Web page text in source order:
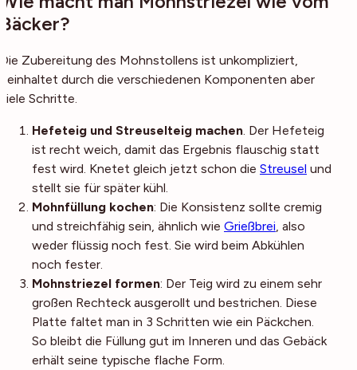
Bäcker?
Die Zubereitung des Mohnstollens ist unkompliziert,
beinhaltet durch die verschiedenen Komponenten aber
viele Schritte.
Hefeteig und Streuselteig machen . Der Hefeteig
ist recht weich, damit das Ergebnis flauschig statt
fest wird. Knetet gleich jetzt schon die Streusel und
stellt sie für später kühl.
Mohnfüllung kochen: Die Konsistenz sollte cremig
und streichfähig sein, ähnlich wie Grießbrei , also
weder flüssig noch fest. Sie wird beim Abkühlen
noch fester.
Mohnstriezel formen: Der Teig wird zu einem sehr
großen Rechteck ausgerollt und bestrichen. Diese
Platte faltet man in 3 Schritten wie ein Päckchen.
So bleibt die Füllung gut im Inneren und das Gebäck
erhält seine typische flache Form.